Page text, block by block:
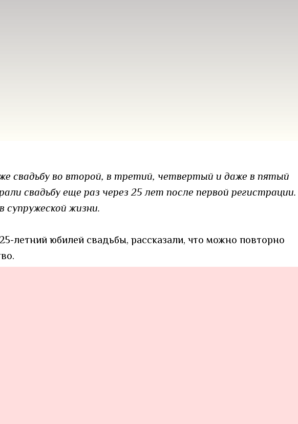
свадьбу во второй, в третий, четвертый и даже в пятый
свадьбу еще раз через 25 лет после первой регистрации.
супружеской жизни.
летний юбилей свадьбы, рассказали, что можно повторно